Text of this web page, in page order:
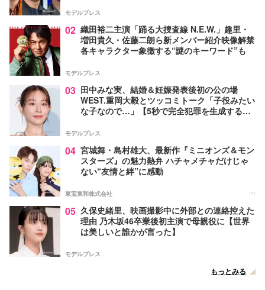
モデルプレス
02 織田裕二主演「踊る大捜査線 N.E.W.」趣里・
増田貴久・佐藤二朗ら新メンバー紹介映像解禁
各キャラクター象徴する“謎のキーワード”も
モデルプレス
03 田中みな実、結婚＆妊娠発表後初の公の場
WEST.重岡大毅とツッコミトーク「子役みたい
な子なので…」【5秒で完全犯罪を生成する方
モデルプレス
04 宮城舞・島村雄大、最新作『ミニオンズ＆モン
スターズ』の魅力熱弁 ハチャメチャだけじゃ
ない“友情と絆”に感動
東宝東和株式会社 PR
05 久保史緒里、映画撮影中に外部との連絡控えた
理由 乃木坂46卒業後初主演で母親役に【世界
は美しいと誰かが言った】
モデルプレス
もっとみる